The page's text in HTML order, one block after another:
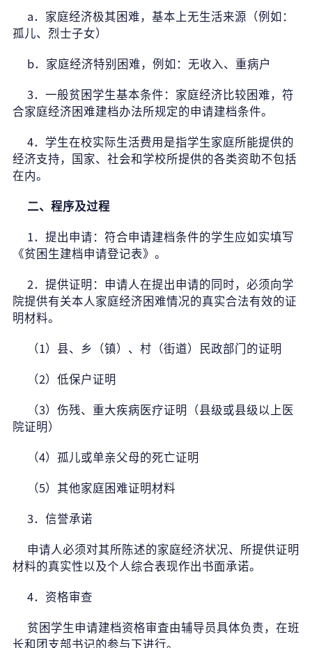
a ．家庭经济极其困难，基本上无生活来源（例如：
孤儿、烈士子女）
b．家庭经济特别困难，例如：无收入、重病户
3．一般贫困学生基本条件：家庭经济比较困难，符
合家庭经济困难建档办法所规定的申请建档条件。
4．学生在校实际生活费用是指学生家庭所能提供的
经济支持，国家、社会和学校所提供的各类资助不包括
在内。
二、程序及过程
1 ．提出申请：符合申请建档条件的学生应如实填写
《贫困生建档申请登记表》。
2 ．提供证明：申请人在提出申请的同时，必须向学
院提供有关本人家庭经济困难情况的真实合法有效的证
明材料。
（1）县、乡（镇）、村（街道）民政部门的证明
（2）低保户证明
（3）伤残、重大疾病医疗证明（县级或县级以上医
院证明）
（4）孤儿或单亲父母的死亡证明
（5）其他家庭困难证明材料
3．信誉承诺
申请人必须对其所陈述的家庭经济状况、所提供证明
材料的真实性以及个人综合表现作出书面承诺。
4．资格审查
贫困学生申请建档资格审査由辅导员具体负责，在班
长和团支部书记的参与下进行。